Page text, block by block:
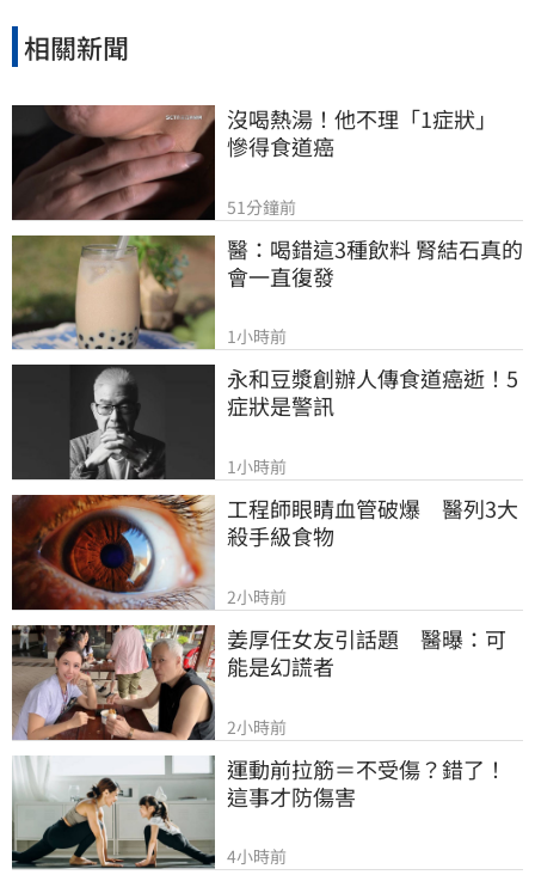
會支援體系的警鐘。
相關新聞
沒喝熱湯！他不理「1症狀」
慘得食道癌
51分鐘前
醫：喝錯這3種飲料 腎結石真的
會一直復發
1小時前
永和豆漿創辦人傳食道癌逝！5
症狀是警訊
1小時前
工程師眼睛血管破爆　醫列3大
殺手級食物
2小時前
姜厚任女友引話題　醫曝：可
能是幻謊者
2小時前
運動前拉筋＝不受傷？錯了！
這事才防傷害
4小時前